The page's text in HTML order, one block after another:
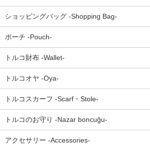
ショッピングバッグ -Shopping Bag-
ポーチ -Pouch-
トルコ財布 -Wallet-
トルコオヤ -Oya-
トルコスカーフ -Scarf・Stole-
トルコのお守り -Nazar boncuğu-
アクセサリー -Accessories-